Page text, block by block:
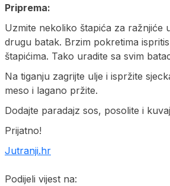
Priprema:
Uzmite nekoliko štapića za ražnjiće
drugu batak. Brzim pokretima
štapićima. Tako uradite sa svim
Na tiganju zagrijte ulje i ispržite
meso i lagano pržite.
Dodajte paradajz sos, posolite i
Prijatno!
Jutranji.hr
Podijeli vijest na: